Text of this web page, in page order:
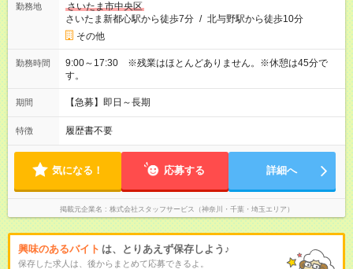
勤務地
さいたま市中央区
さいたま新都心駅から徒歩7分 / 北与野駅から徒歩10分
その他
勤務時間
9:00～17:30 ※残業はほとんどありません。※休憩は45分で
す。
期間 【急募】即日～長期
特徴 履歴書不要
気になる！ 応募する 詳細へ
掲載元企業名 株式会社スタッフサービス（神奈川・千葉・埼玉エリア）
興味のあるバイト は、とりあえず保存しよう♪
保存した求人は、後からまとめて応募できるよ。